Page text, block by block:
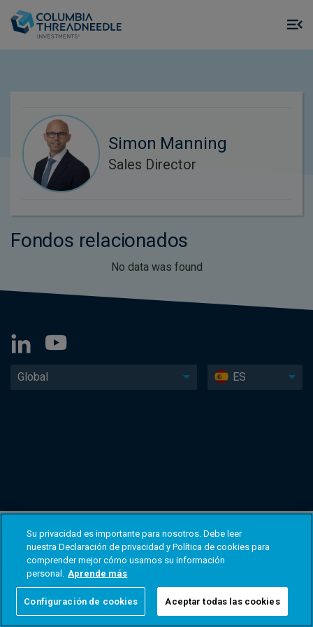
Simon Manning
Sales Director
Fondos relacionados
No data was found
Global ES
Su privacidad es importante para nosotros. Debe leer
nuestra Declaración de privacidad y Política de cookies para
comprender mejor cómo usamos su información
personal. Aprende más
Configuración de cookies Aceptar todas las cookies